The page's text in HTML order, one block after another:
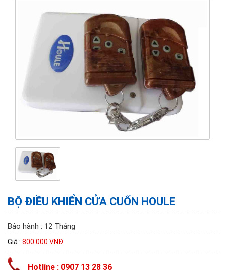
BỘ ĐIỀU KHIỂN CỬA CUỐN HOULE
Bảo hành : 12 Tháng
Giá : 800.000 VNĐ
Hotline : 0907 13 28 36